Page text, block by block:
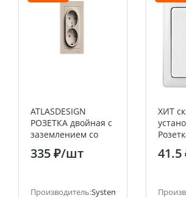
(ранее Schneider Electric)
ATLASDESIGN
РОЗЕТКА двойная с
заземлением со
шторками, 16А, в
сборе, ПЕСОЧНЫЙ
335 ₽/шт
Производитель:Systeme Electric (ранее
ХИТ
41.5